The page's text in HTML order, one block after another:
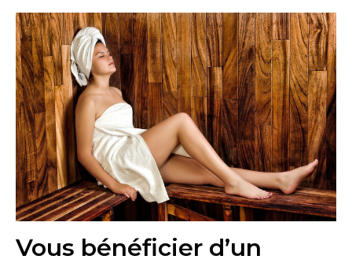
Vous bénéficier d’un